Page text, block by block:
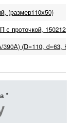
(размер110х50)
с проточкой, 150212K,
(D=110, d=63,
*